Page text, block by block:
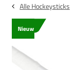
Alle Hockeysticks
Nieuw